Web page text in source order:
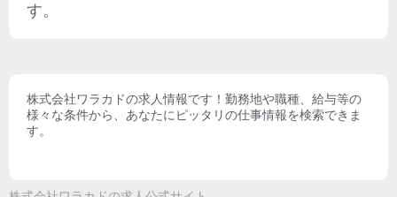
す。
株式会社ワラカドの求人情報です！勤務地や職種、給与等の
様々な条件から、あなたにピッタリの仕事情報を検索できま
す。